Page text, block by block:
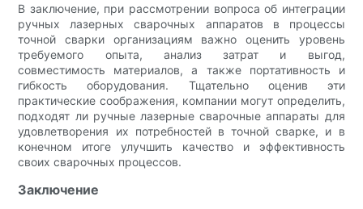
В заключение, при рассмотрении вопроса об интеграции
ручных лазерных сварочных аппаратов в процессы
точной сварки организациям важно оценить уровень
требуемого опыта, анализ затрат и выгод,
совместимость материалов, а также портативность и
гибкость оборудования. Тщательно оценив эти
практические соображения, компании могут определить,
подходят ли ручные лазерные сварочные аппараты для
удовлетворения их потребностей в точной сварке, и в
конечном итоге улучшить качество и эффективность
своих сварочных процессов.
Заключение